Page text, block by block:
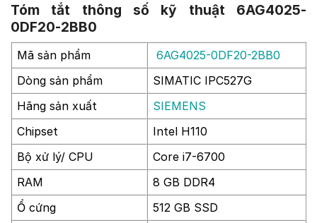
Tóm tắt thông số kỹ thuật 6AG4025-
0DF20-2BB0
Mã sản phẩm
6AG4025-0DF20-2BB0
Dòng sản phẩm
SIMATIC IPC527G
Hãng sản xuất
SIEMENS
Chipset
Intel H110
Bộ xử lý/ CPU
Core i7-6700
RAM
8 GB DDR4
Ổ cứng
512 GB SSD